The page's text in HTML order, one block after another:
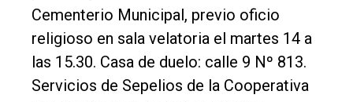
Cementerio Municipal, previo oficio
religioso en sala velatoria el martes 14 a
las 15.30. Casa de duelo: calle 9 Nº 813.
Servicios de Sepelios de la Cooperativa